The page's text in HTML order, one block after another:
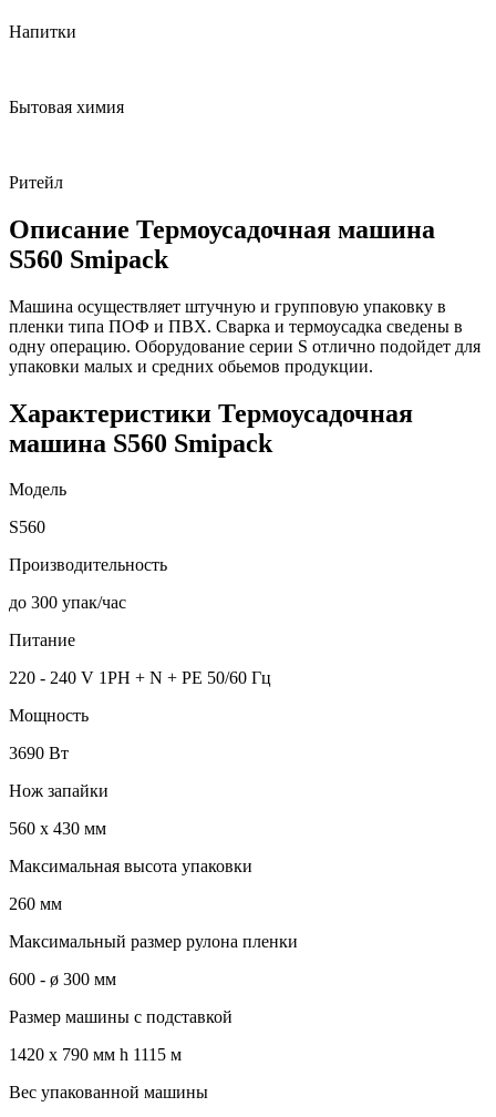
Напитки
Бытовая химия
Ритейл
Описание Термоусадочная машина
S560 Smipack
Машина осуществляет штучную и групповую упаковку в
пленки типа ПОФ и ПВХ. Сварка и термоусадка сведены в
одну операцию. Оборудование серии S отлично подойдет для
упаковки малых и средних обьемов продукции.
Характеристики Термоусадочная
машина S560 Smipack
Модель
S560
Производительность
до 300 упак/час
Питание
220 - 240 V 1PH + N + PE 50/60 Гц
Мощность
3690 Вт
Нож запайки
560 х 430 мм
Максимальная высота упаковки
260 мм
Максимальный размер рулона пленки
600 - ø 300 мм
Размер машины с подставкой
1420 x 790 мм h 1115 м
Вес упакованной машины